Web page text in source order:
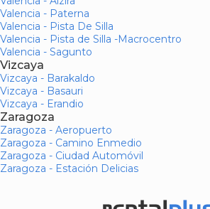
Valencia - Paterna
Valencia - Pista De Silla
Valencia - Pista de Silla -Macrocentro
Valencia - Sagunto
Vizcaya
Vizcaya - Barakaldo
Vizcaya - Basauri
Vizcaya - Erandio
Zaragoza
Zaragoza - Aeropuerto
Zaragoza - Camino Enmedio
Zaragoza - Ciudad Automóvil
Zaragoza - Estación Delicias